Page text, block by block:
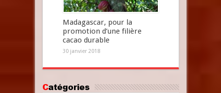
Madagascar, pour la
promotion d’une filière
cacao durable
30 janvier 2018
Catégories